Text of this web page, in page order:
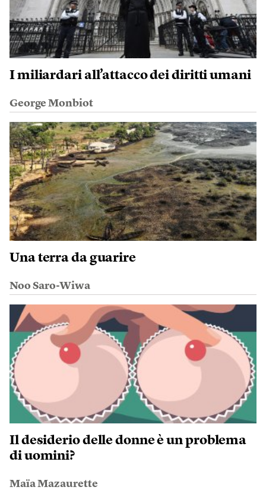
I miliardari all’attacco dei diritti umani
George Monbiot
Una terra da guarire
Noo Saro-Wiwa
Il desiderio delle donne è un problema
di uomini?
Maïa Mazaurette